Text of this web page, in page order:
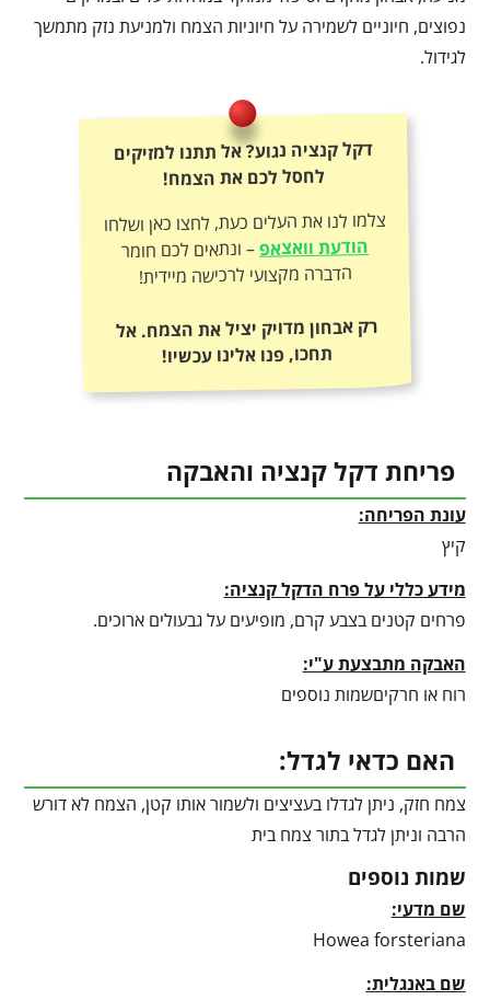
נפוצים, חיוניים לשמירה על חיוניות הצמח ולמניעת נזק מתמשך
לגידול.
דקל קנציה נגוע? אל תתנו למזיקים
לחסל לכם את הצמח!
צלמו לנו את העלים כעת, לחצו כאן ושלחו
הודעת וואצאפ– ונתאים לכם חומר
הדברה מקצועי לרכישה מיידית!
רק אבחון מדויק יציל את הצמח. אל
תחכו, פנו אלינו עכשיו!
פריחת דקל קנציה והאבקה
עונת הפריחה:
קיץ
מידע כללי על פרח הדקל קנציה:
פרחים קטנים בצבע קרם, מופיעים על גבעולים ארוכים.
האבקה מתבצעת ע"י:
רוח או חרקיםשמות נוספים
האם כדאי לגדל:
צמח חזק, ניתן לגדלו בעציצים ולשמור אותו קטן, הצמח לא דורש
הרבה וניתן לגדל בתור צמח בית
שמות נוספים
שם מדעי:
Howea forsteriana
שם באנגלית: